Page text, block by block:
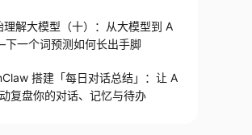
理解大模型（十）：从大模型到 A
一个词预测如何长出手脚
搭建「每日对话总结」：让 A
复盘你的对话、记忆与待办